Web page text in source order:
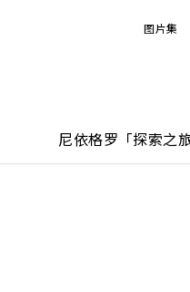
图片集
尼依格罗「探索之旅